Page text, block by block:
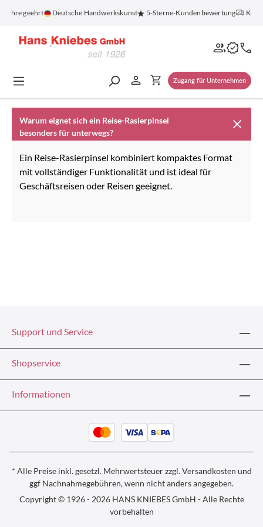
springen
Jahre geehrt Deutsche Handwerkskunst 5-Sterne-Kundenbewertung
Zugang für Unternehmen
Warum eignet sich ein Reise-Rasierpinsel
besonders für unterwegs?
Ein Reise-Rasierpinsel kombiniert kompaktes Format
mit vollständiger Funktionalität und ist ideal für
Geschäftsreisen oder Reisen geeignet.
Support und Service
Shopservice
Informationen
* Alle Preise inkl. gesetzl. Mehrwertsteuer zzgl.Versandkosten und
ggf Nachnahmegebühren, wenn nicht anders angegeben.
Copyright © 1926 - 2026 HANS KNIEBES GmbH - Alle Rechte
vorbehalten